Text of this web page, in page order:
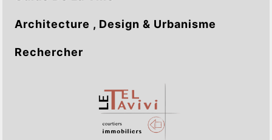
Architecture , Design & Urbanisme
Rechercher